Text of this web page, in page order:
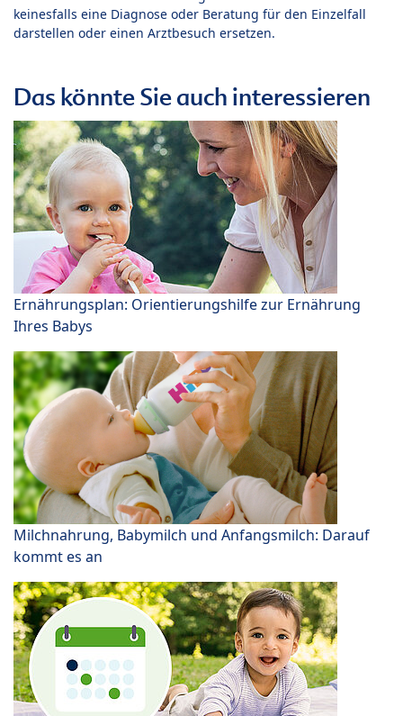
keinesfalls eine Diagnose oder Beratung für den Einzelfall
darstellen oder einen Arztbesuch ersetzen.
Das könnte Sie auch interessieren
Ernährungsplan: Orientierungshilfe zur Ernährung
Ihres Babys
Milchnahrung, Babymilch und Anfangsmilch: Darauf
kommt es an